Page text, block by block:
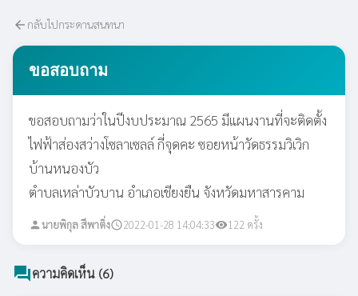
arrow_back กลับไปกระดานสนทนา
ขอสอบถาม
ขอสอบถามว่าในปีงบประมาณ 2565 มีแผนงานที่จะติดตั้ง
ไฟฟ้าส่องสว่างโซลาเซลล์ กี่จุดคะ ซอยหน้าวัดธรรมวิเวิก
บ้านหนองบัว
ตำบลเหล่าบัวบาน อำเภอเชียงยืน จังหวัดมหาสารคาม
personนายพิกุล สีพาติ่งschedule2022-01-28 14:04:33visibility122 ครั้ง
forumความคิดเห็น (6)